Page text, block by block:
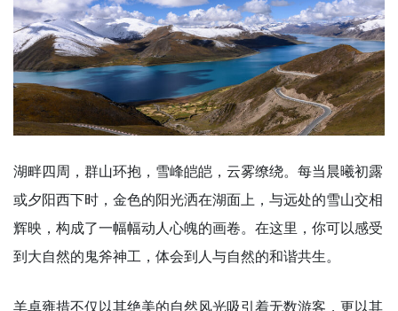
湖畔四周，群山环抱，雪峰皑皑，云雾缭绕。每当晨曦初露
或夕阳西下时，金色的阳光洒在湖面上，与远处的雪山交相
辉映，构成了一幅幅动人心魄的画卷。在这里，你可以感受
到大自然的鬼斧神工，体会到人与自然的和谐共生。
羊卓雍措不仅以其绝美的自然风光吸引着无数游客，更以其